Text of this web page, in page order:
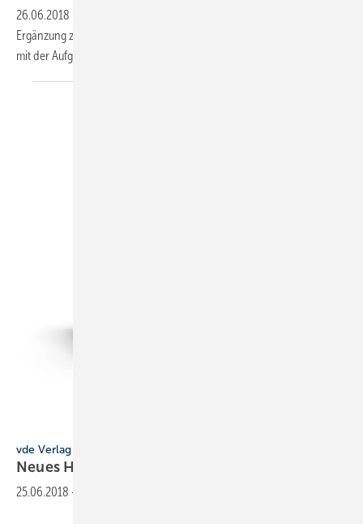
26.06.2018
Ergänzung zum Band 1 (Grundlagen) und Voraussetzung für die Arbeit
mit der Aufgaben- und Übungssammlung aus Band
vde Verlag
Neues Handbuch der
25.06.2018 -